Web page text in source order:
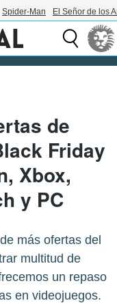
Spider-Man El Señor de los
de
Friday
Xbox,
y PC
más ofertas del
multitud de
un repaso
en videojuegos.